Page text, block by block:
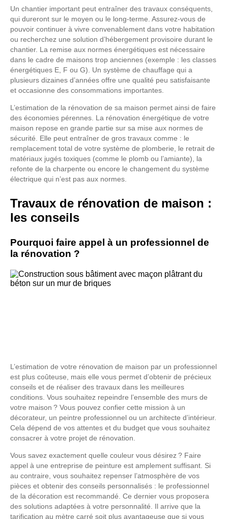
Un chantier important peut entraîner des travaux conséquents,
qui dureront sur le moyen ou le long-terme. Assurez-vous de
pouvoir continuer à vivre convenablement dans votre habitation
ou recherchez une solution d’hébergement provisoire durant le
chantier. La remise aux normes énergétiques est nécessaire
dans le cadre de maisons trop anciennes (exemple : les classes
énergétiques E, F ou G). Un système de chauffage qui a
plusieurs dizaines d’années offre une qualité peu satisfaisante
et occasionne des consommations importantes.
L’estimation de la rénovation de sa maison permet ainsi de faire
des économies pérennes. La rénovation énergétique de votre
maison repose en grande partie sur sa mise aux normes de
sécurité. Elle peut entraîner de gros travaux comme : le
remplacement total de votre système de plomberie, le retrait de
matériaux jugés toxiques (comme le plomb ou l’amiante), la
refonte de la charpente ou encore le changement du système
électrique qui n’est pas aux normes.
Travaux de rénovation de maison :
les conseils
Pourquoi faire appel à un professionnel de
la rénovation ?
L’estimation de votre rénovation de maison par un professionnel
est plus coûteuse, mais elle vous permet d’obtenir de précieux
conseils et de réaliser des travaux dans les meilleures
conditions. Vous souhaitez repeindre l’ensemble des murs de
votre maison ? Vous pouvez confier cette mission à un
décorateur, un peintre professionnel ou un architecte d’intérieur.
Cela dépend de vos attentes et du budget que vous souhaitez
consacrer à votre projet de rénovation.
Vous savez exactement quelle couleur vous désirez ? Faire
appel à une entreprise de peinture est amplement suffisant. Si
au contraire, vous souhaitez repenser l’atmosphère de vos
pièces et obtenir des conseils personnalisés : le professionnel
de la décoration est recommandé. Ce dernier vous proposera
des solutions adaptées à votre personnalité. Il arrive que la
tarification au mètre carré soit plus avantageuse que si vous